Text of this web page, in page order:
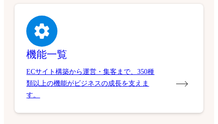
機能一覧
ECサイト構築から運営・集客まで、350種
類以上の機能がビジネスの成長を支えま
す。